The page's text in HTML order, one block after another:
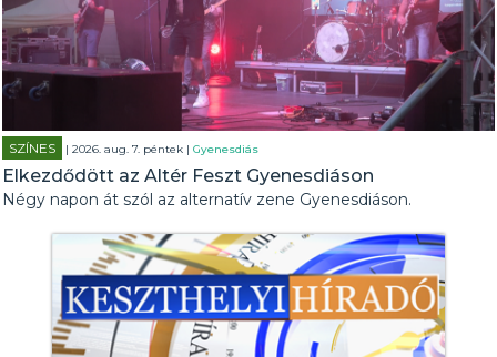
SZÍNES | 2026. aug. 7. péntek |Gyenesdiás
Elkezdődött az Altér Feszt Gyenesdiáson
Négy napon át szól az alternatív zene Gyenesdiáson.